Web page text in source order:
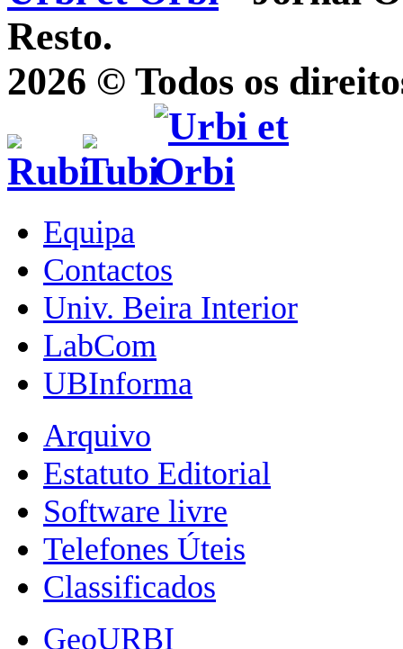
Resto.
2026 © Todos os
Equipa
Contactos
Univ. Beira Interior
LabCom
UBInforma
Arquivo
Estatuto Editorial
Software livre
Telefones Úteis
Classificados
GeoURBI